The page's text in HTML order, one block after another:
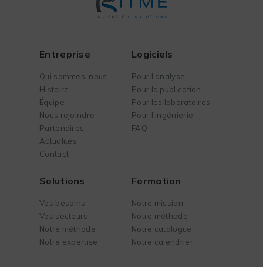
Entreprise
Qui sommes-nous
Histoire
Équipe
Nous rejoindre
Partenaires
Actualités
Contact
Logiciels
Pour l’analyse
Pour la publication
Pour les laboratoires
Pour l’ingénierie
FAQ
Solutions
Vos besoins
Vos secteurs
Notre méthode
Notre expertise
Formation
Notre mission
Notre méthode
Notre catalogue
Notre calendrier